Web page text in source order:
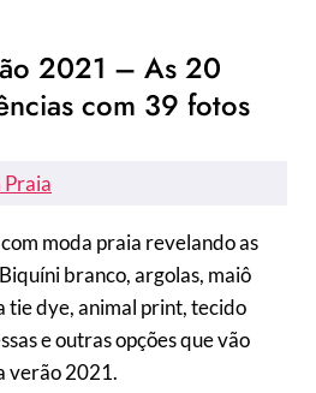
2021 – As 20
com 39 fotos
moda praia revelando as
branco, argolas, maiô
tie dye, animal print, tecido
e outras opções que vão
verão 2021.